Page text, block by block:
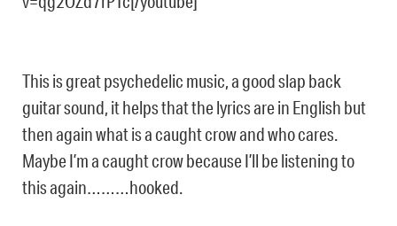
This is great psychedelic music, a good slap back
guitar sound, it helps that the lyrics are in English but
then again what is a caught crow and who cares.
Maybe I’m a caught crow because I’ll be listening to
this again………hooked.